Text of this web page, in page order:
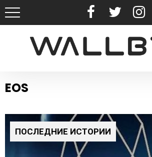
EOS
ПОСЛЕДНИЕ ИСТОРИИ